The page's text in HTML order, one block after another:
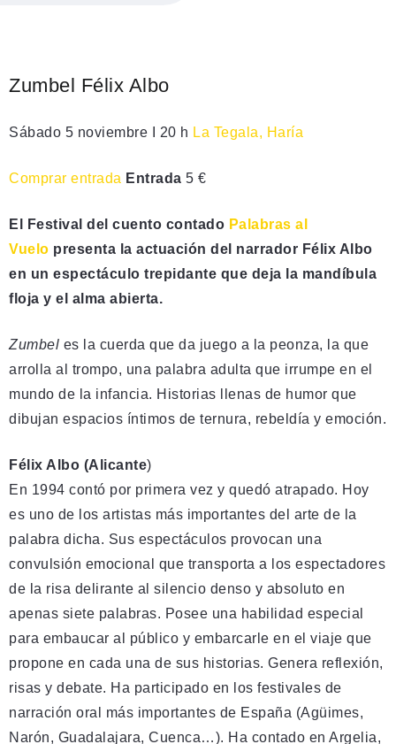
Zumbel Félix Albo
Sábado 5 noviembre I 20 h La Tegala, Haría
Comprar entrada Entrada 5 €
El Festival del cuento contado Palabras al
Vuelo presenta la actuación del narrador Félix Albo
en un espectáculo trepidante que deja la mandíbula
floja y el alma abierta.
Zumbel es la cuerda que da juego a la peonza, la que
arrolla al trompo, una palabra adulta que irrumpe en el
mundo de la infancia. Historias llenas de humor que
dibujan espacios íntimos de ternura, rebeldía y emoción.
Félix Albo (Alicante)
En 1994 contó por primera vez y quedó atrapado. Hoy
es uno de los artistas más importantes del arte de la
palabra dicha. Sus espectáculos provocan una
convulsión emocional que transporta a los espectadores
de la risa delirante al silencio denso y absoluto en
apenas siete palabras. Posee una habilidad especial
para embaucar al público y embarcarle en el viaje que
propone en cada una de sus historias. Genera reflexión,
risas y debate. Ha participado en los festivales de
narración oral más importantes de España (Agüimes,
Narón, Guadalajara, Cuenca…). Ha contado en Argelia,